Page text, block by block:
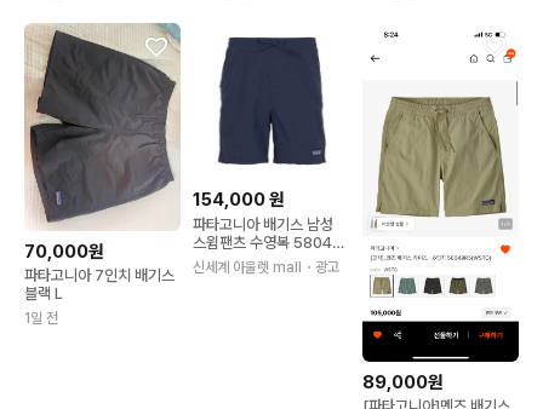
70,000원
파타고니아 7인치 배기스
블랙 L
1일 전
154,000원
파타고니아 배기스 남성
스윔팬츠 수영복 58049
NENA
신세계 아울렛 mall ・광고
89,000원